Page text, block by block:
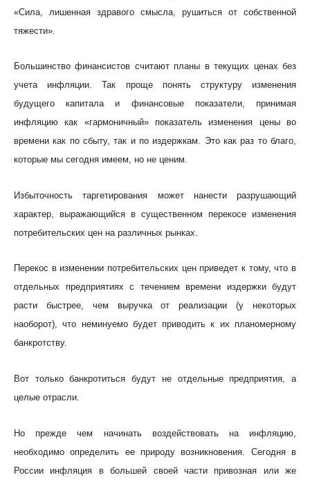
«Сила, лишенная здравого смысла, рушиться от собственной
тяжести».
Большинство финансистов считают планы в текущих ценах без
учета инфляции. Так проще понять структуру изменения
будущего капитала и финансовые показатели, принимая
инфляцию как «гармоничный» показатель изменения цены во
времени как по сбыту, так и по издержкам. Это как раз то благо,
которые мы сегодня имеем, но не ценим.
Избыточность таргетирования может нанести разрушающий
характер, выражающийся в существенном перекосе изменения
потребительских цен на различных рынках.
Перекос в изменении потребительских цен приведет к тому, что в
отдельных предприятиях с течением времени издержки будут
расти быстрее, чем выручка от реализации (у некоторых
наоборот), что неминуемо будет приводить к их планомерному
банкротству.
Вот только банкротиться будут не отдельные предприятия, а
целые отрасли.
Но прежде чем начинать воздействовать на инфляцию,
необходимо определить ее природу возникновения. Сегодня в
России инфляция в большей своей части привозная или же